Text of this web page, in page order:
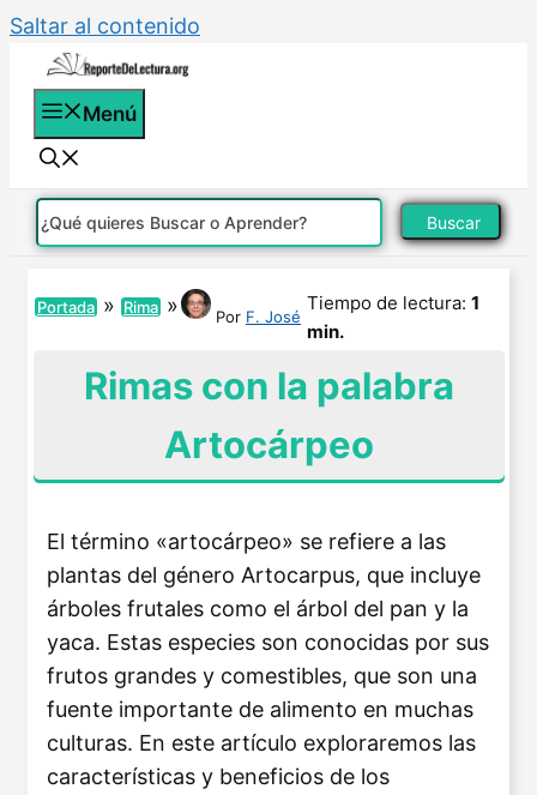
Saltar al contenido
Menú
Buscar
Portada » Rima » Por F. José
Tiempo de lectura: 1
min.
Rimas con la palabra
Artocárpeo
El término «artocárpeo» se refiere a las
plantas del género Artocarpus, que incluye
árboles frutales como el árbol del pan y la
yaca. Estas especies son conocidas por sus
frutos grandes y comestibles, que son una
fuente importante de alimento en muchas
culturas. En este artículo exploraremos las
características y beneficios de los